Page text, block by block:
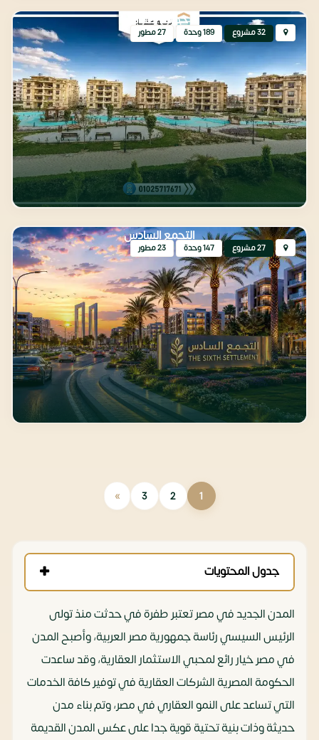
32 مشروع 189 وحدة 27 مطور
حدائق أكتوبر
27 مشروع 147 وحدة 23 مطور
التجمع السادس
1
2
3
»
جدول المحتويات
المدن الجديد في مصر تعتبر طفرة في حدثت منذ تولى
الرئيس السيسي رئاسة جمهورية مصر العربية، وأصبح المدن
في مصر خيار رائع لمحبي الاستثمار العقارية، وقد ساعدت
الحكومة المصرية الشركات العقارية في توفير كافة الخدمات
التي تساعد على النمو العقاري في مصر، وتم بناء مدن
حديثة وذات بنية تحتية قوية جدا على عكس المدن القديمة